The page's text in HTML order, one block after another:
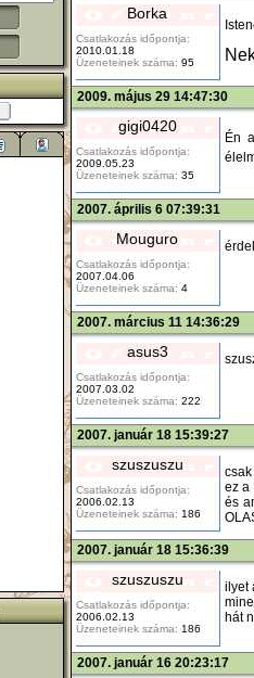
Borka
Csatlakozás időpontja:
2010.01.18
Üzeneteinek száma: 95
2009. május 29 14:47:30
gigi0420
Csatlakozás időpontja:
2009.05.23
Üzeneteinek száma: 35
Én
2007. április 6 07:39:31
Mouguro
Csatlakozás időpontja:
2007.04.06
Üzeneteinek száma: 4
2007. március 11 14:36:29
asus3
Csatlakozás időpontja:
2007.03.02
Üzeneteinek száma: 222
2007. január 18 15:39:27
szuszuszu
Csatlakozás időpontja:
2006.02.13
Üzeneteinek száma: 186
ez a
és
2007. január 18 15:36:39
szuszuszu
Csatlakozás időpontja:
2006.02.13
Üzeneteinek száma: 186
ilyet
hát
2007. január 16 20:23:17